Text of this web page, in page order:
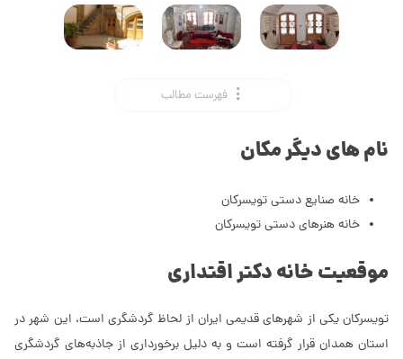
فهرست مطالب
نام های دیگر مکان
خانه صنایع دستی تویسرکان
خانه هنرهای دستی تویسرکان
موقعیت خانه دکتر اقتداری
تویسرکان یکی از شهرهای قدیمی ایران از لحاظ گردشگری است، این شهر در
استان همدان قرار گرفته است و به دلیل برخورداری از جاذبه‌های گردشگری